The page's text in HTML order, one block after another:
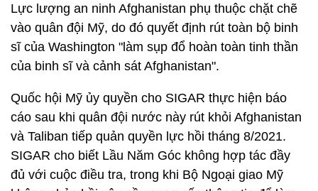
Lực lượng an ninh Afghanistan phụ thuộc chặt chẽ
vào quân đội Mỹ, do đó quyết định rút toàn bộ binh
sĩ của Washington "làm sụp đổ hoàn toàn tinh thần
của binh sĩ và cảnh sát Afghanistan".
Quốc hội Mỹ ủy quyền cho SIGAR thực hiện báo
cáo sau khi quân đội nước này rút khỏi Afghanistan
và Taliban tiếp quản quyền lực hồi tháng 8/2021.
SIGAR cho biết Lầu Năm Góc không hợp tác đầy
đủ với cuộc điều tra, trong khi Bộ Ngoại giao Mỹ